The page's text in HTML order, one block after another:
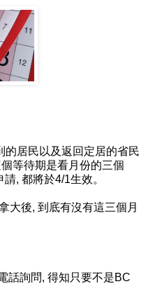
的居民以及返回定居的省民
等待期是看月份的三個
, 都將於4/1生效。
大後, 到底有沒有這三個月
話詢問, 得知只要不是BC